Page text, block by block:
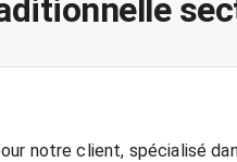
notre client, spécialisé